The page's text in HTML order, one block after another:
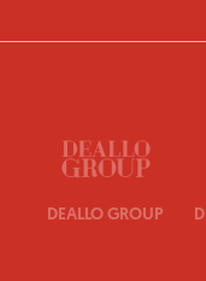
DEALLO GROUP